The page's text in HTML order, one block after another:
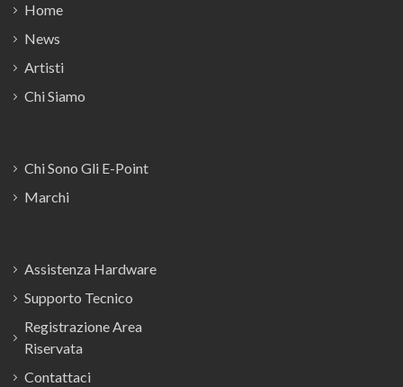
Home
News
Artisti
Chi Siamo
Chi Sono Gli E-Point
Marchi
Assistenza Hardware
Supporto Tecnico
Registrazione Area
Riservata
Contattaci